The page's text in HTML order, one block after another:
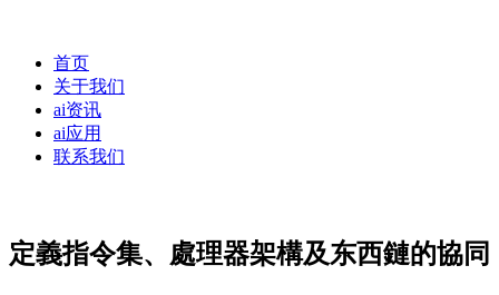
首页
关于我们
ai资讯
ai应用
联系我们
定義指令集、處理器架構及东西鏈的協同